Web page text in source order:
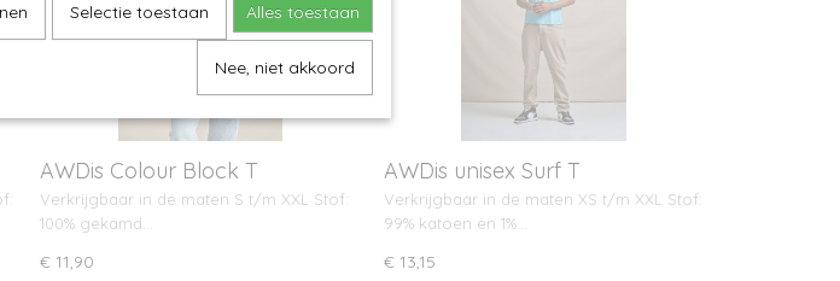
AWDis Colour Block T
Verkrijgbaar in de maten S t/m XXL Stof:
100% gekamd…
€ 11,90
AWDis unisex Surf T
Verkrijgbaar in de maten XS t/m XXL Stof:
99% katoen en 1%…
€ 13,15
Selectie toestaan Alles toestaan
Nee, niet akkoord